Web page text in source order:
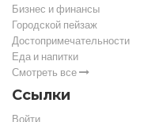
Бизнес и финансы
Городской пейзаж
Достопримечательности
Еда и напитки
Смотреть все
Ссылки
Войти